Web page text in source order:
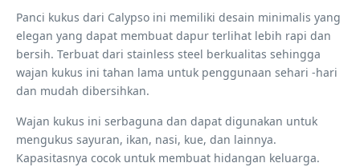
Panci kukus dari Calypso ini memiliki desain minimalis yang
elegan yang dapat membuat dapur terlihat lebih rapi dan
bersih. Terbuat dari stainless steel berkualitas sehingga
wajan kukus ini tahan lama untuk penggunaan sehari -hari
dan mudah dibersihkan.
Wajan kukus ini serbaguna dan dapat digunakan untuk
mengukus sayuran, ikan, nasi, kue, dan lainnya.
Kapasitasnya cocok untuk membuat hidangan keluarga.